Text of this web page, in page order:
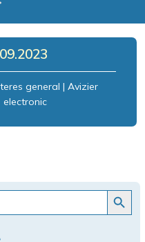
general |Avizier
electronic
Search Button